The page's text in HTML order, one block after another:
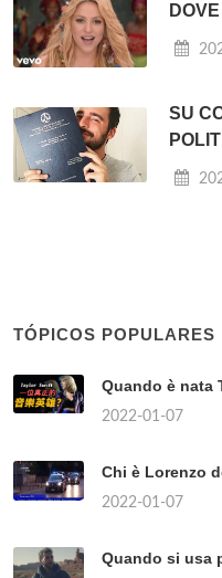
SU
TÓPICOS POPULARES
Quando è nata
2022-01-07
Chi è Lorenzo
2022-01-07
Quando si usa